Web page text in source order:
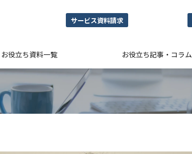
サービス資料請求
お役立ち資料一覧 お役立ち記事・コラム